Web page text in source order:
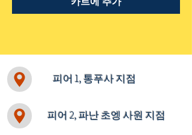
피어 1, 통푸사 지점
피어 2, 파난 초엥 사원 지점